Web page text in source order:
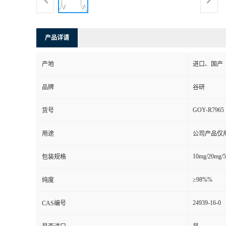
产品详请
产地 进口、国产
品牌 谷研
货号 GOY-R7965
用途 公司产品仅
包装规格 10mg/20mg/
纯度 ≥98%%
CAS编号 24939-16-0